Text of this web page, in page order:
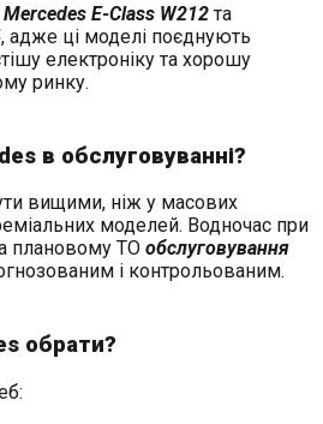
Mercedes E-Class W212 та
, адже ці моделі поєднують
електроніку та хорошу
ринку.
в обслуговуванні?
вищими, ніж у масових
моделей. Водночас при
плановому ТО обслуговування
і контрольованим.
обрати?